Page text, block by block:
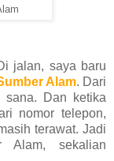
jalan, saya baru
Alam. Dari
sana. Dan ketika
nomor telepon,
terawat. Jadi
Alam, sekalian